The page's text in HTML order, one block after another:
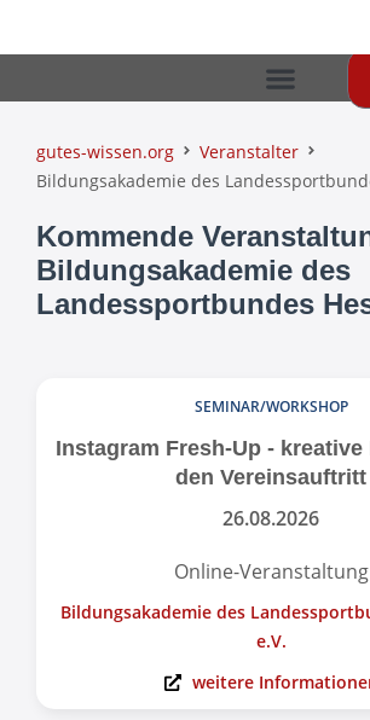
gutes-wissen.org
Veranstalter
Bildungsakademie des
Kommende
Bildungsakademie des
Landessportbundes
SEMINAR/WORKSHOP
Instagram Fresh-Up -
den Vereinsauftritt
26.08.2026
Online-Veranstaltung
Bildungsakademie des
e.V.
weitere